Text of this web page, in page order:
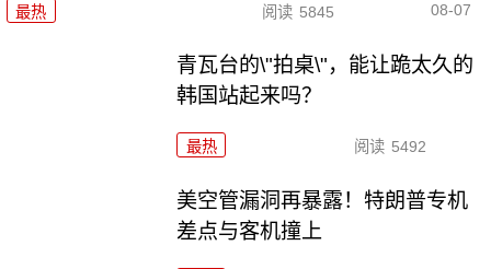
最热 阅读 5845 08-07
青瓦台的\"拍桌\"，能让跪太久的
韩国站起来吗？
最热 阅读 5492
美空管漏洞再暴露！特朗普专机
差点与客机撞上